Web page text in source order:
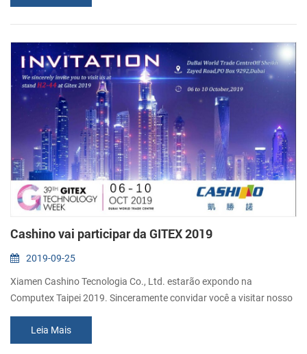
Exposições Nangang, Hall 2. Data: 4 a 7 de junho de 2024 Estande:
NO.R1008.
Cashino vai participar da GITEX 2019
2019-09-25
Xiamen Cashino Tecnologia Co., Ltd. estarão expondo na
Computex Taipei 2019. Sinceramente convidar você a visitar nosso
estande. Número Do Estande: H2-44Data: Out. 06 - 10, 2019
Endereço: DuBai world trade centreoff Sheikh Zayed Road, PO Box
9292, Dubai
Leia Mais